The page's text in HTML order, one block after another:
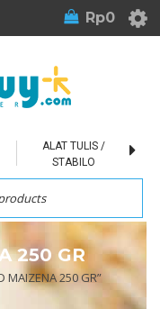
Rp0
ALAT TULIS /
STABILO
250 GR
MAIZENA 250 GR”